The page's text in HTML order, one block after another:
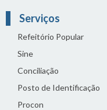
Serviços
Refeitório Popular
Sine
Conciliação
Posto de Identificação
Procon